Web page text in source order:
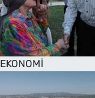
EKONOMİ
SAĞLIK
TV REHBERİ